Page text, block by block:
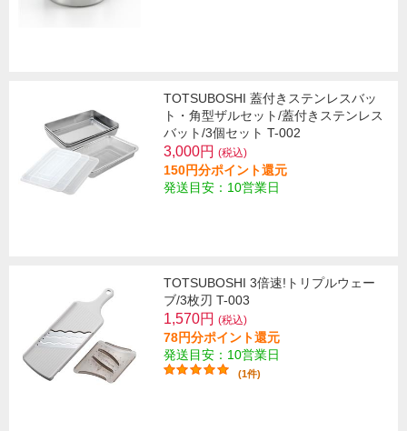
TOTSUBOSHI 蓋付きステンレスバッ
ト・角型ザルセット/蓋付きステンレス
バット/3個セット T-002
3,000円 (税込)
150円分ポイント還元
発送目安：10営業日
TOTSUBOSHI 3倍速!トリプルウェー
ブ/3枚刃 T-003
1,570円 (税込)
78円分ポイント還元
発送目安：10営業日
(1件)